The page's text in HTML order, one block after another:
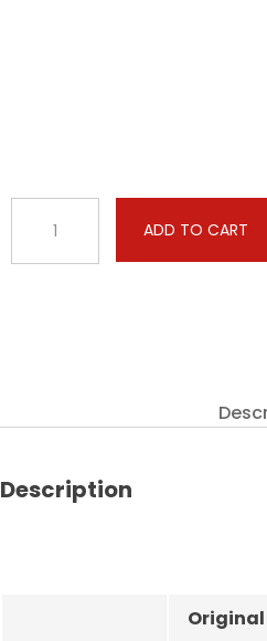
XTS
420hp
ADD TO CART
Description
Original